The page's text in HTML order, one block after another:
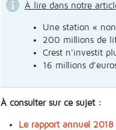
À lire dans notre
Une station «
200 millions de
Crest n'investit
16 millions
À consulter sur ce sujet :
Le rapport annuel